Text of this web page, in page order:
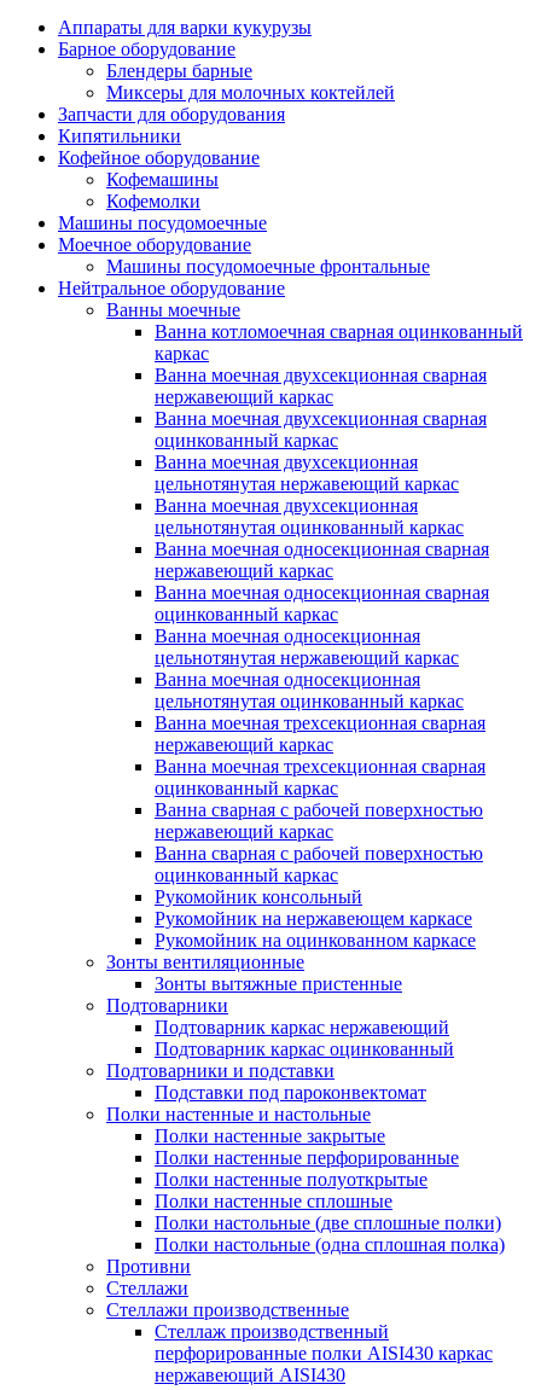
Аппараты для варки кукурузы
Барное оборудование
Блендеры барные
Миксеры для молочных коктейлей
Запчасти для оборудования
Кипятильники
Кофейное оборудование
Кофемашины
Кофемолки
Машины посудомоечные
Моечное оборудование
Машины посудомоечные фронтальные
Нейтральное оборудование
Ванны моечные
Ванна котломоечная сварная оцинкованный
каркас
Ванна моечная двухсекционная сварная
нержавеющий каркас
Ванна моечная двухсекционная сварная
оцинкованный каркас
Ванна моечная двухсекционная
цельнотянутая нержавеющий каркас
Ванна моечная двухсекционная
цельнотянутая оцинкованный каркас
Ванна моечная односекционная сварная
нержавеющий каркас
Ванна моечная односекционная сварная
оцинкованный каркас
Ванна моечная односекционная
цельнотянутая нержавеющий каркас
Ванна моечная односекционная
цельнотянутая оцинкованный каркас
Ванна моечная трехсекционная сварная
нержавеющий каркас
Ванна моечная трехсекционная сварная
оцинкованный каркас
Ванна сварная с рабочей поверхностью
нержавеющий каркас
Ванна сварная с рабочей поверхностью
оцинкованный каркас
Рукомойник консольный
Рукомойник на нержавеющем каркасе
Рукомойник на оцинкованном каркасе
Зонты вентиляционные
Зонты вытяжные пристенные
Подтоварники
Подтоварник каркас нержавеющий
Подтоварник каркас оцинкованный
Подтоварники и подставки
Подставки под пароконвектомат
Полки настенные и настольные
Полки настенные закрытые
Полки настенные перфорированные
Полки настенные полуоткрытые
Полки настенные сплошные
Полки настольные (две сплошные полки)
Полки настольные (одна сплошная полка)
Противни
Стеллажи
Стеллажи производственные
Стеллаж производственный
перфорированные полки AISI430 каркас
нержавеющий AISI430